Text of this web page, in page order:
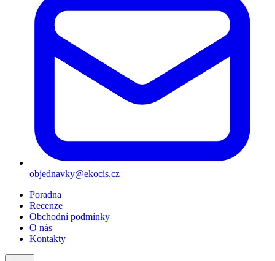
objednavky@ekocis.cz
Poradna
Recenze
Obchodní podmínky
O nás
Kontakty